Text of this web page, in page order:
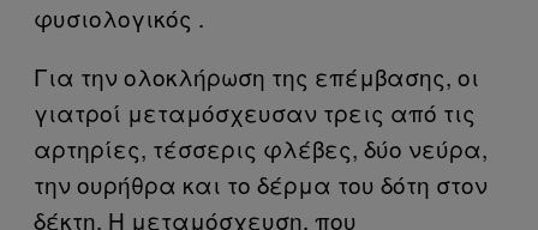
φυσιολογικός .
Για την ολοκλήρωση της επέμβασης, οι
γιατροί μεταμόσχευσαν τρεις από τις
αρτηρίες, τέσσερις φλέβες, δύο νεύρα,
την ουρήθρα και το δέρμα του δότη στον
δέκτη. Η μεταμόσχευση, που